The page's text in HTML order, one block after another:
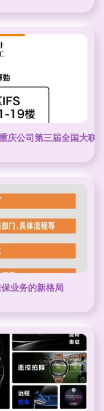
公司第三届全国大联
业务的新格局